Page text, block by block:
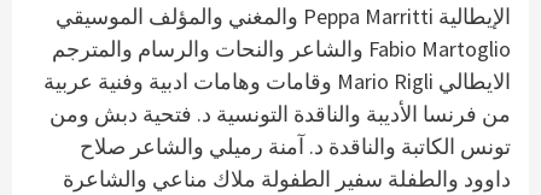
الإيطالية Peppa Marritti والمغني والمؤلف الموسيقي
Fabio Martoglio والشاعر والنحات والرسام والمترجم
الايطالي Mario Rigli وقامات وهامات ادبية وفنية عربية
من فرنسا الأديبة والناقدة التونسية د. فتحية دبش ومن
تونس الكاتبة والناقدة د. آمنة رميلي والشاعر صلاح
داوود والطفلة سفير الطفولة ملاك مناعي والشاعرة